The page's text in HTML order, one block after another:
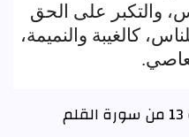
والتكبر على الحق
كالغيبة والنميمة،